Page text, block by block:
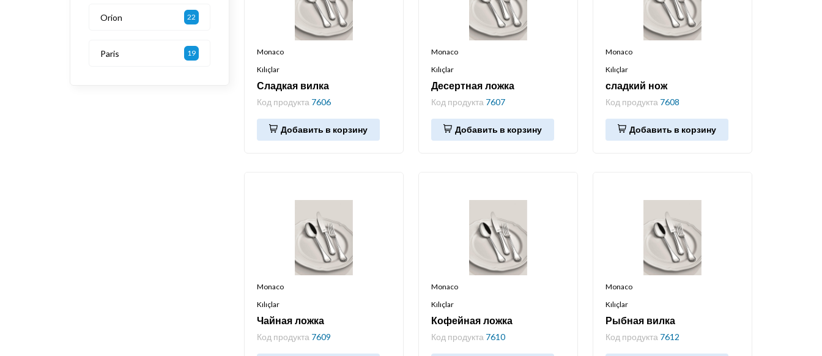
Monaco
Kılıçlar
Сладкая вилка
Код продукта 7606
Добавить в корзину
Monaco
Kılıçlar
Десертная ложка
Код продукта 7607
Добавить в корзину
Monaco
Kılıçlar
сладкий нож
Код продукта 7608
Добавить в корзину
Monaco
Kılıçlar
Чайная ложка
Код продукта 7609
Monaco
Kılıçlar
Кофейная ложка
Код продукта 7610
Monaco
Kılıçlar
Рыбная вилка
Код продукта 7612
Orion 22
Paris 19